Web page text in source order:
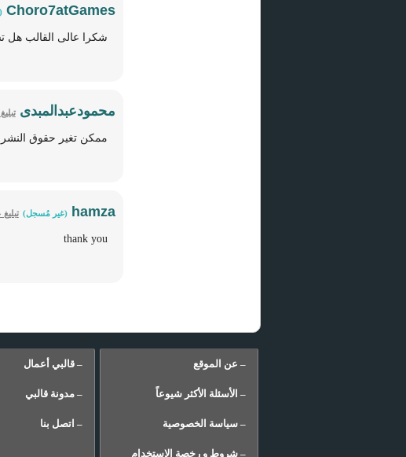
Choro7atGames
شكرا عالى القالب هل
محمودعبدالمبدى
ممكن تغير حقوق النشر
hamza (غير مُسجل)
thank you
– عن الموقع
– الأسئلة الأكثر شيوعاً
– سياسة الخصوصية
– شروط و رخصة الإستخدام
– قالبي أعمال
– مدونة قالبي
– اتصل بنا